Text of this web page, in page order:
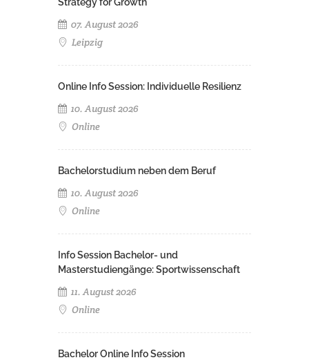
07. August 2026
Leipzig
Online Info Session: Individuelle Resilienz
10. August 2026
Online
Bachelorstudium neben dem Beruf
10. August 2026
Online
Info Session Bachelor- und
Masterstudiengänge: Sportwissenschaft
11. August 2026
Online
Bachelor Online Info Session